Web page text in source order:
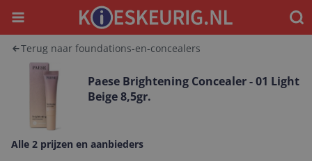
Menu
Terug naar foundations-en-concealers
Paese Brightening Concealer - 01 Light
Beige 8,5gr.
Alle 2 prijzen en aanbieders